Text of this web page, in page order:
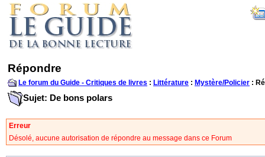
Répondre
Le forum du Guide - Critiques de livres : Littérature : Mystère/Policier :
Sujet: De bons polars
Erreur
Désolé, aucune autorisation de répondre au message dans ce Forum